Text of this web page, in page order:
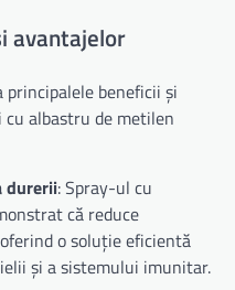
avantajelor
principalele beneficii și
albastru de metilen
durerii: Spray-ul cu
că reduce
o soluție eficientă
și a sistemului imunitar.